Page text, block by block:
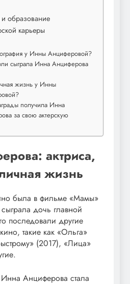
образование
карьеры
у Инны Анциферовой?
сыграла Инна Анциферова
жизнь у Инны
получила Инна
за свою актерскую
актриса,
жизнь
была в фильме «Мамы»
дочь главной
последовали другие
такие как «Ольга»
(2017), «Лица»
Анциферова стала